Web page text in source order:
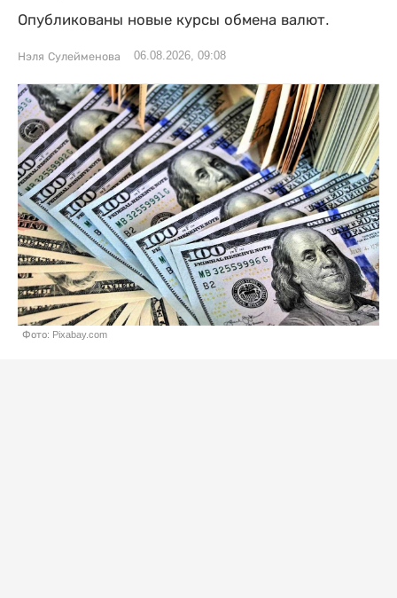
Опубликованы новые курсы обмена валют.
Нэля Сулейменова 06.08.2026, 09:08
Фото: Pixabay.com